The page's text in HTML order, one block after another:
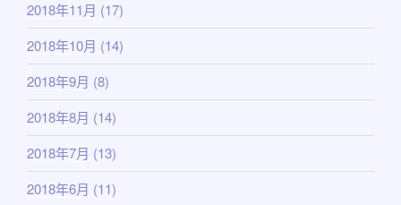
2018年11月 (17)
2018年10月 (14)
2018年9月 (8)
2018年8月 (14)
2018年7月 (13)
2018年6月 (11)